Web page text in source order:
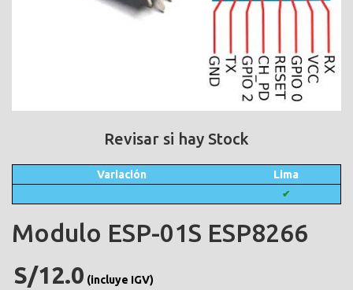
Revisar si hay Stock
Variación Lima
✔
Modulo ESP-01S ESP8266
S/12.0 (incluye IGV)